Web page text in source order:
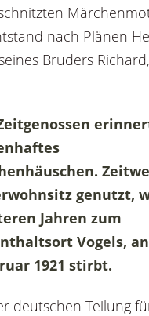
nach Plänen
Bruders
genutzt,
Jahren zum
Vogels,
1921 stirbt.
deutschen Teilung